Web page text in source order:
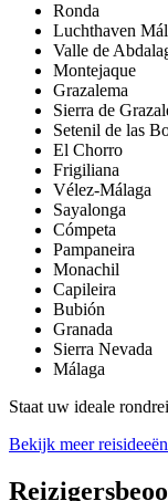
Ronda
Luchthaven
Valle de
Montejaque
Grazalema
Sierra de
Setenil de las
El Chorro
Frigiliana
Vélez-Málaga
Sayalonga
Cómpeta
Pampaneira
Monachil
Capileira
Bubión
Granada
Sierra Nevada
Málaga
Staat uw ideale
Bekijk meer